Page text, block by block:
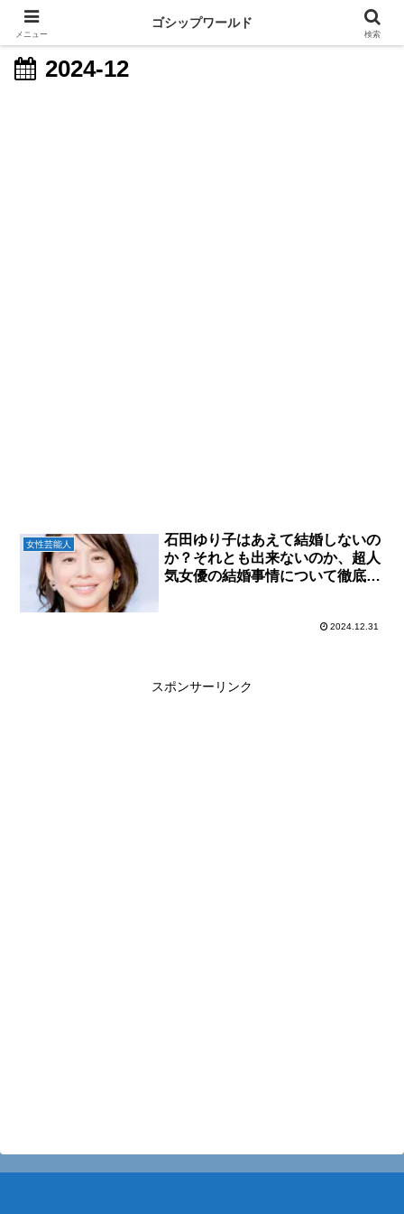
2024-12
女性芸能人
石田ゆり子はあえて結婚しないの
か？それとも出来ないのか、超人
気女優の結婚事情について徹底調
2024.12.31
スポンサーリンク
メニュー
ゴシップワールド
検索